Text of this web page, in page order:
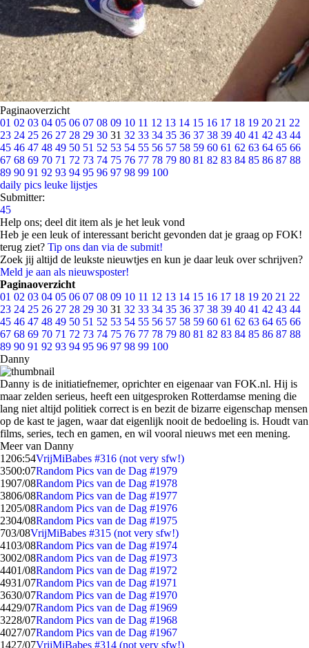
Paginaoverzicht
01 02 03 04 05 06 07 08 09 10 11 12 13 14 15 16 17 18 19 20 21 22
23 24 25 26 27 28 29 30 31 32 33 34 35 36 37 38 39 40 41 42 43 44
45 46 47 48 49 50 51 52 53 54 55 56 57 58 59 60 61 62 63 64 65 66
67 68 69 70 71 72 73 74 75 76 77 78 79 80 81 82 83 84 85 86 87 88
89 90 91 92 93 94 95 96 97 98 99 100
daily pics leuke lijstjes
Submitter:
45
Help ons; deel dit item als je het leuk vond
Heb je een leuk of interessant bericht gevonden dat je graag op FOK!
terug ziet? Tip ons dan via de submit!
Zoek jij altijd de leukste nieuwtjes en kun je daar leuk over schrijven?
Meld je aan als nieuwsposter!
Paginaoverzicht
01 02 03 04 05 06 07 08 09 10 11 12 13 14 15 16 17 18 19 20 21 22
23 24 25 26 27 28 29 30 31 32 33 34 35 36 37 38 39 40 41 42 43 44
45 46 47 48 49 50 51 52 53 54 55 56 57 58 59 60 61 62 63 64 65 66
67 68 69 70 71 72 73 74 75 76 77 78 79 80 81 82 83 84 85 86 87 88
89 90 91 92 93 94 95 96 97 98 99 100
Danny
Danny is de initiatiefnemer, oprichter en eigenaar van FOK.nl. Hij is
maar zelden serieus, heeft een uitgesproken Rotterdamse mening die
lang niet altijd politiek correct is en bezit de bizarre eigenschap mensen
op de kast te jagen, waar dat eigenlijk nooit de bedoeling is. Houdt van
films, series, tech en gamen, en wil vooral nieuws met een mening.
Meer van Danny
1206:54VrijMiBabes #316 (not very sfw!)
3500:07Random Pics van de Dag #1979
1907/08Random Pics van de Dag #1978
3806/08Random Pics van de Dag #1977
1205/08Random Pics van de Dag #1976
2304/08Random Pics van de Dag #1975
703/08VrijMiBabes #315 (not very sfw!)
4103/08Random Pics van de Dag #1974
3002/08Random Pics van de Dag #1973
4401/08Random Pics van de Dag #1972
4931/07Random Pics van de Dag #1971
3630/07Random Pics van de Dag #1970
4429/07Random Pics van de Dag #1969
3228/07Random Pics van de Dag #1968
4027/07Random Pics van de Dag #1967
1427/07VrijMiBabes #314 (not very sfw!)